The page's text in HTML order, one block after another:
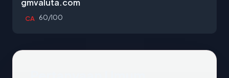
gmvaluta.com
CA 60/100